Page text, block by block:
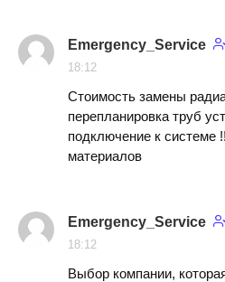
Emergency_Service
18:12
Стоимость замены
перепланировка труб
подключение к системе
материалов
Emergency_Service
18:12
Выбор компании,